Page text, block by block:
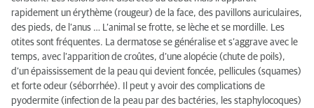
rapidement un érythème (rougeur) de la face, des pavillons auriculaires,
des pieds, de l’anus … L’animal se frotte, se lèche et se mordille. Les
otites sont fréquentes. La dermatose se généralise et s’aggrave avec le
temps, avec l’apparition de croûtes, d’une alopécie (chute de poils),
d’un épaississement de la peau qui devient foncée, pellicules (squames)
et forte odeur (séborrhée). Il peut y avoir des complications de
pyodermite (infection de la peau par des bactéries, les staphylocoques)